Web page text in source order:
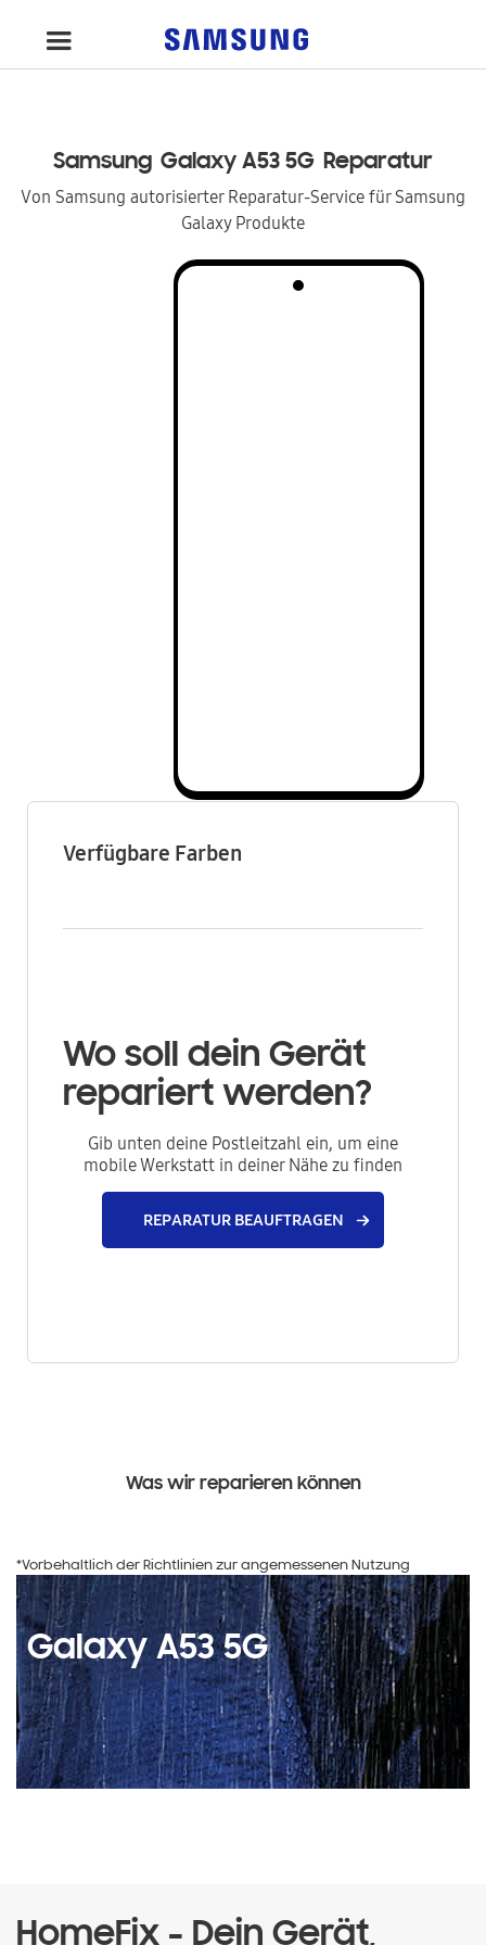
Samsung Galaxy A53 5G Reparatur
Von Samsung autorisierter Reparatur-Service für Samsung
Galaxy Produkte
Verfügbare Farben
Wo soll dein Gerät
repariert werden?
Gib unten deine Postleitzahl ein, um eine
mobile Werkstatt in deiner Nähe zu finden
REPARATUR BEAUFTRAGEN
Was wir reparieren können
*Vorbehaltlich der Richtlinien zur angemessenen Nutzung
Galaxy A53 5G
HomeFix - Dein Gerät,